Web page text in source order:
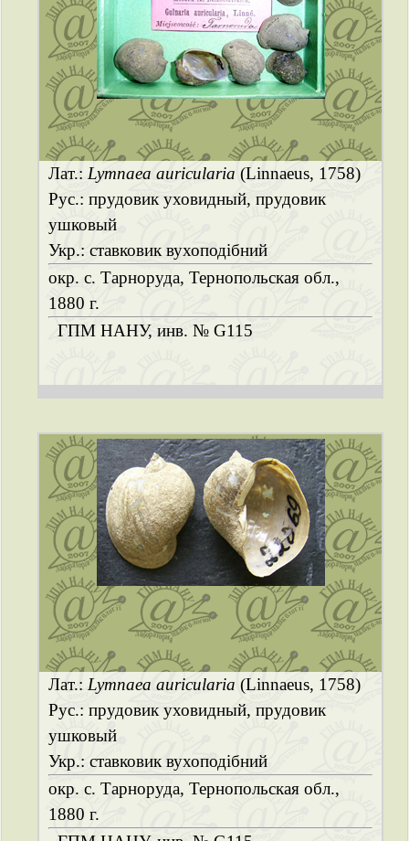
Лат.: Lymnaea auricularia (Linnaeus, 1758)
Рус.: прудовик уховидный, прудовик
ушковый
Укр.: ставковик вухоподібний
окр. с. Тарноруда, Тернопольская обл.,
1880 г.
ГПМ НАНУ, инв. № G115
Лат.: Lymnaea auricularia (Linnaeus, 1758)
Рус.: прудовик уховидный, прудовик
ушковый
Укр.: ставковик вухоподібний
окр. с. Тарноруда, Тернопольская обл.,
1880 г.